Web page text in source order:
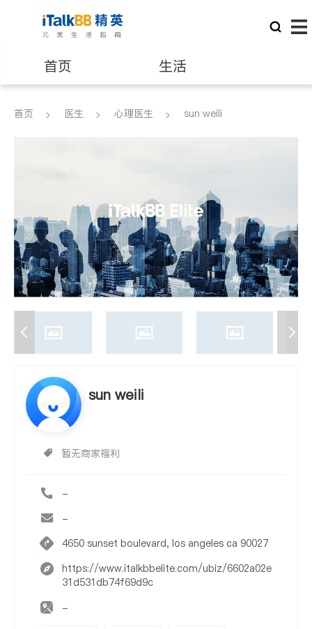
首页 生活
医生 律师
养老 非盈利组织
首页 医生 心理医生 sun weili
sun weili
暂无商家福利
-
-
4650 sunset boulevard, los angeles ca 90027
https://www.italkbbelite.com/ubiz/6602a02e
31d531db74f69d9c
-